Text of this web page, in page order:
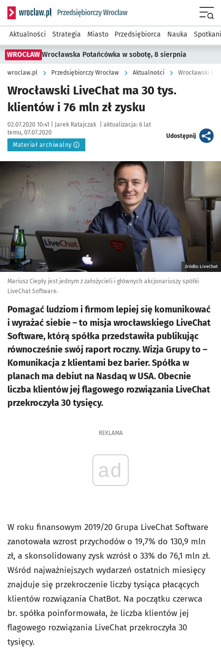
Serwis informacyjny wroclaw.pl podserwis: Strategia
Aktualności Strategia Miasto Przedsiębiorca Nauka
WROCŁAW Wrocławska Potańcówka w sobotę, 8 sierpnia
wroclaw.pl Przedsiębiorczy Wrocław Aktualności Wrocławski
Wrocławski LiveChat ma 30 tys.
klientów i 76 mln zł zysku
Data publikacji:
02.07.2020 10:41 | Autor:
Jarek Ratajczak aktualizacja: 6 lat
temu, 07.07.2020
Materiał archiwalny
Udostępnijartykuł
Kliknij, aby powiększyć
źródło: LiveChat
Mariusz Ciepły jest jednym z założycieli i głównych akcjonariuszy spółki
LiveChat Software.
Pomagać ludziom i firmom lepiej się komunikować
i wyrażać siebie – to misja wrocławskiego LiveChat
Software, którą spółka przedstawiła publikując
równocześnie swój raport roczny. Wizja Grupy to –
Komunikacja z klientami bez barier. Spółka w
planach ma debiut na Nasdaq w USA. Obecnie
liczba klientów jej flagowego rozwiązania LiveChat
przekroczyła 30 tysięcy.
REKLAMA
ad
W roku finansowym 2019/20 Grupa LiveChat Software
zanotowała wzrost przychodów o 19,7% do 130,9 mln
zł, a skonsolidowany zysk wzrósł o 33% do 76,1 mln zł.
Wśród najważniejszych wydarzeń ostatnich miesięcy
znajduje się przekroczenie liczby tysiąca płacących
klientów rozwiązania ChatBot. Na początku czerwca
br. spółka poinformowała, że liczba klientów jej
flagowego rozwiązania LiveChat przekroczyła 30
tysięcy.